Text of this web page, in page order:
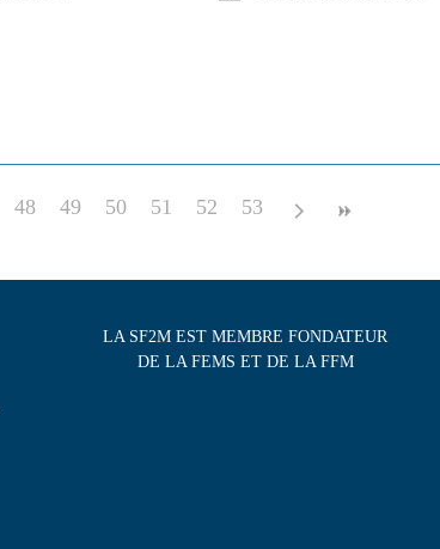
48 49 50 51 52 53
LA SF2M EST MEMBRE FONDATEUR
DE LA FEMS ET DE LA FFM